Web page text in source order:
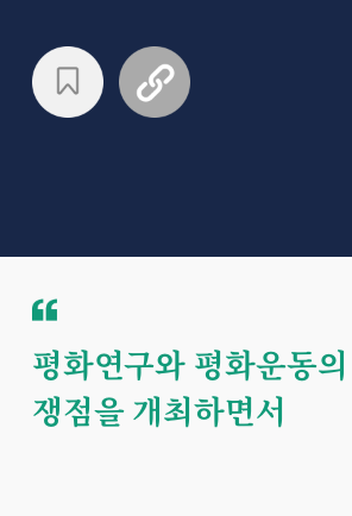
평화연구와 평화운동
쟁점을 개최하면서